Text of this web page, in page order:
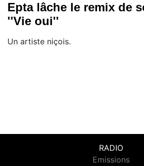
Epta lâche le remix de
''Vie oui''
Un artiste niçois.
RADIO
Emissions